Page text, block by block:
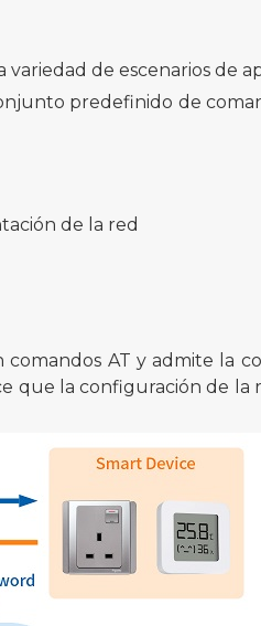
de escenarios de
predefinido de
de la red
comandos AT y admite la
la configuración de la